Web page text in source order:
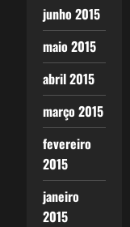
junho 2015
maio 2015
abril 2015
março 2015
fevereiro
2015
janeiro
2015